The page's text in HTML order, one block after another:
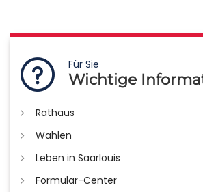
Für Sie
Wichtige
Rathaus
Wahlen
Leben in Saarlouis
Formular-Center